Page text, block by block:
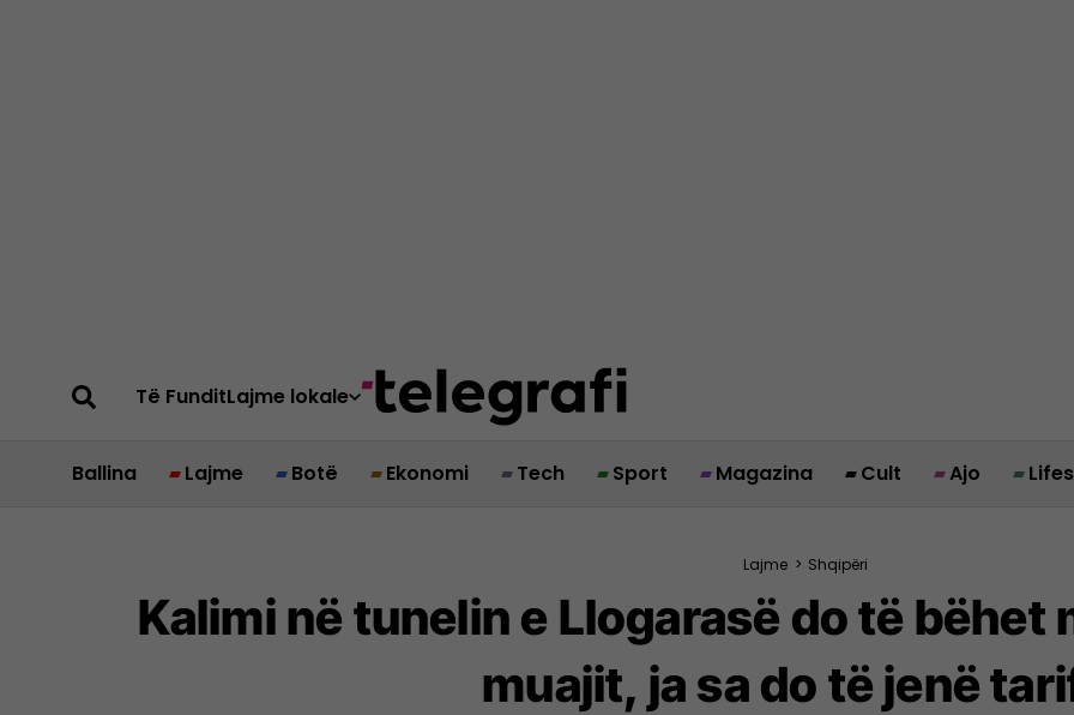
Të FunditLajme lokale
Ballina Lajme Botë Ekonomi Tech Sport Magazina Cult Ajo
Lajme > Shqipëri
Kalimi në tunelin e Llogarasë do të bëhet
muajit, ja sa do të jenë